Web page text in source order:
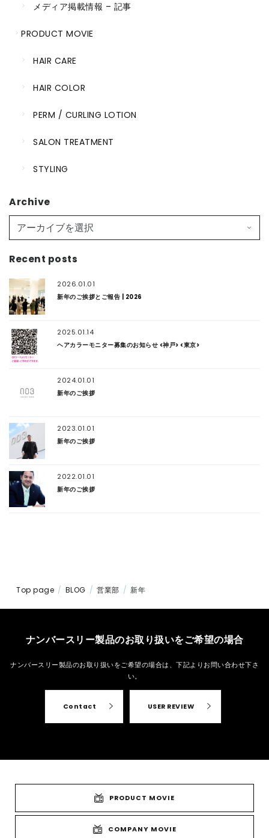
メディア掲載情報 – 記事
PRODUCT MOVIE
HAIR CARE
HAIR COLOR
PERM / CURLING LOTION
SALON TREATMENT
STYLING
Archive
Recent posts
2026.01.01
新年のご挨拶とご報告 | 2026
2025.01.14
ヘアカラーモニター募集のお知らせ <神戸> <東京>
2024.01.01
新年のご挨拶
2023.01.01
新年のご挨拶
2022.01.01
新年のご挨拶
Top page BLOG 営業部 新年
ナンバースリー製品のお取り扱いをご希望の場合
ナンバースリー製品のお取り扱いをご希望の場合は、 下記よりお問い合わせ下さ
い。
Contact USER REVIEW
PRODUCT MOVIE
COMPANY MOVIE